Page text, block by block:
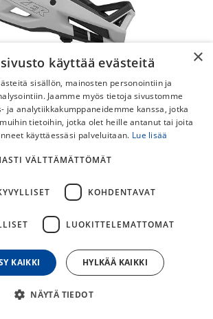
ja pitää olon mukavana kovimmissakin
×
käyttää evästeitä
sisällön, mainosten personointiin ja
Jaamme myös tietoja sivustomme
ja analytiikkakumppaneidemme kanssa, jotka
tietoihin, jotka olet heille antanut tai joita
käyttäessäsi palveluitaan. Lue lisää
VÄLTTÄMÄTTÖMÄT
KOHDENTAVAT
LUOKITTELEMATTOMAT
KAIKKI HYLKÄÄ KAIKKI
NÄYTÄ TIEDOT